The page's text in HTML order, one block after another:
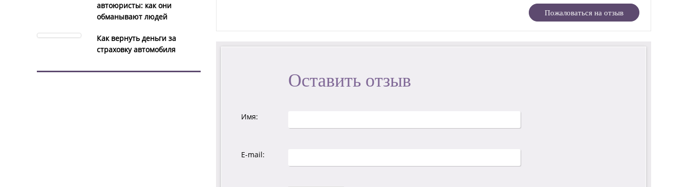
автоюристы: как они
обманывают людей
Как вернуть деньги за
страховку автомобиля
Пожаловаться на отзыв
Оставить отзыв
Имя:
E-mail: